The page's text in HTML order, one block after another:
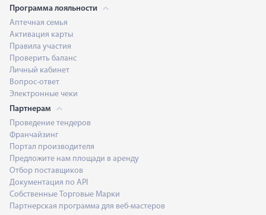
Программа лояльности
Аптечная семья
Активация карты
Правила участия
Проверить баланс
Личный кабинет
Вопрос-ответ
Электронные чеки
Партнерам
Проведение тендеров
Франчайзинг
Портал производителя
Предложите нам площади в аренду
Отбор поставщиков
Документация по API
Собственные Торговые Марки
Партнерская программа для веб-мастеров